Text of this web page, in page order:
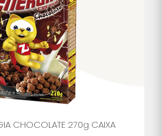
CHOCOLATE 270g CAIXA